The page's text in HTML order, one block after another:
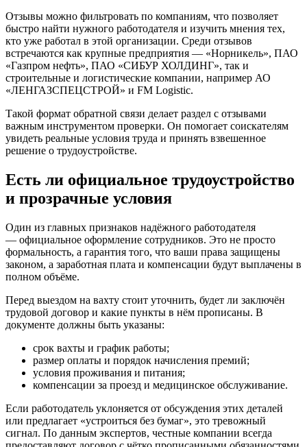
Отзывы можно фильтровать по компаниям, что позволяет
быстро найти нужного работодателя и изучить мнения тех,
кто уже работал в этой организации. Среди отзывов
встречаются как крупные предприятия — «Норникель», ПАО
«Газпром нефть», ПАО «СИБУР ХОЛДИНГ», так и
строительные и логистические компании, например АО
«ЛЕНГАЗСПЕЦСТРОЙ» и FM Logistic.
Такой формат обратной связи делает раздел с отзывами
важным инструментом проверки. Он помогает соискателям
увидеть реальные условия труда и принять взвешенное
решение о трудоустройстве.
Есть ли официальное трудоустройство
и прозрачные условия
Один из главных признаков надёжного работодателя
— официальное оформление сотрудников. Это не просто
формальность, а гарантия того, что ваши права защищены
законом, а заработная плата и компенсации будут выплачены в
полном объёме.
Перед выездом на вахту стоит уточнить, будет ли заключён
трудовой договор и какие пункты в нём прописаны. В
документе должны быть указаны:
срок вахты и график работы;
размер оплаты и порядок начисления премий;
условия проживания и питания;
компенсации за проезд и медицинское обслуживание.
Если работодатель уклоняется от обсуждения этих деталей
или предлагает «устроиться без бумаг», это тревожный
сигнал. По данным экспертов, честные компании всегда